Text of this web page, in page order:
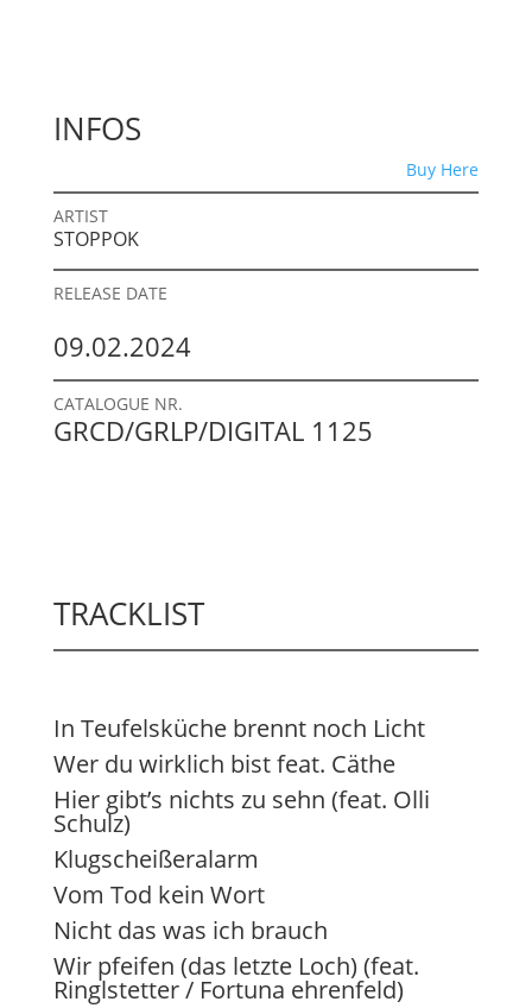
INFOS
Buy Here
ARTIST
STOPPOK
RELEASE DATE
09.02.2024
CATALOGUE NR.
GRCD/GRLP/DIGITAL 1125
TRACKLIST
In Teufelsküche brennt noch Licht
Wer du wirklich bist feat. Cäthe
Hier gibt’s nichts zu sehn (feat. Olli
Schulz)
Klugscheißeralarm
Vom Tod kein Wort
Nicht das was ich brauch
Wir pfeifen (das letzte Loch) (feat.
Ringlstetter / Fortuna ehrenfeld)